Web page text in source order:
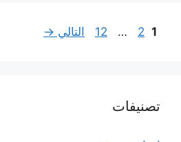
Page
1
Page
2
…
Page
12 التالي →
تصنيفات